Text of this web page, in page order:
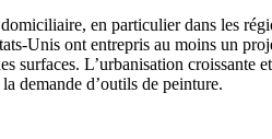
en particulier dans les
Unis ont entrepris au moins un
surfaces. L’urbanisation
demande d’outils de peinture.